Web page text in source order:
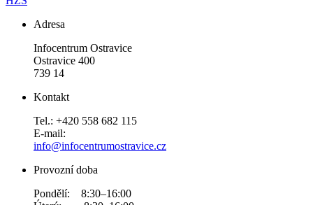
Adresa
Infocentrum Ostravice
Ostravice 400
739 14
Kontakt
Tel.: +420 558 682 115
E-mail:
info@infocentrumostravice.cz
Provozní doba
Pondělí: 8:30–16:00